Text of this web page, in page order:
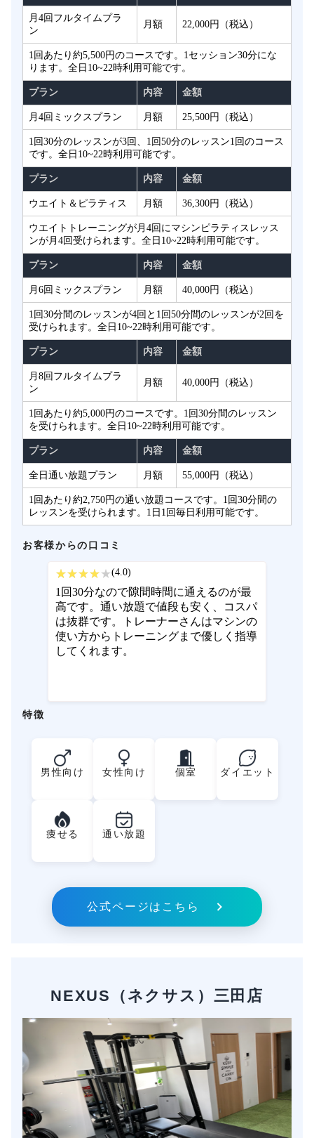
月4回フルタイムプラ
ン
月額 22,000円（税込）
1回あたり約5,500円のコースです。1セッション30分にな
ります。全日10~22時利用可能です。
プラン 内容 金額
月4回ミックスプラン 月額 25,500円（税込）
1回30分のレッスンが3回、1回50分のレッスン1回のコース
です。全日10~22時利用可能です。
プラン 内容 金額
ウエイト＆ピラティス 月額 36,300円（税込）
ウエイトトレーニングが月4回にマシンピラティスレッス
ンが月4回受けられます。全日10~22時利用可能です。
プラン 内容 金額
月6回ミックスプラン 月額 40,000円（税込）
1回30分間のレッスンが4回と1回50分間のレッスンが2回を
受けられます。全日10~22時利用可能です。
プラン 内容 金額
月8回フルタイムプラ
ン
月額 40,000円（税込）
1回あたり約5,000円のコースです。1回30分間のレッスン
を受けられます。全日10~22時利用可能です。
プラン 内容 金額
全日通い放題プラン 月額 55,000円（税込）
1回あたり約2,750円の通い放題コースです。1回30分間の
レッスンを受けられます。1日1回毎日利用可能です。
お客様からの口コミ
(4.0)
1回30分なので隙間時間に通えるのが最
高です。通い放題で値段も安く、コスパ
は抜群です。トレーナーさんはマシンの
使い方からトレーニングまで優しく指導
してくれます。
特徴
男性向け 女性向け 個室 ダイエット
痩せる 通い放題
公式ページはこちら
NEXUS（ネクサス）三田店